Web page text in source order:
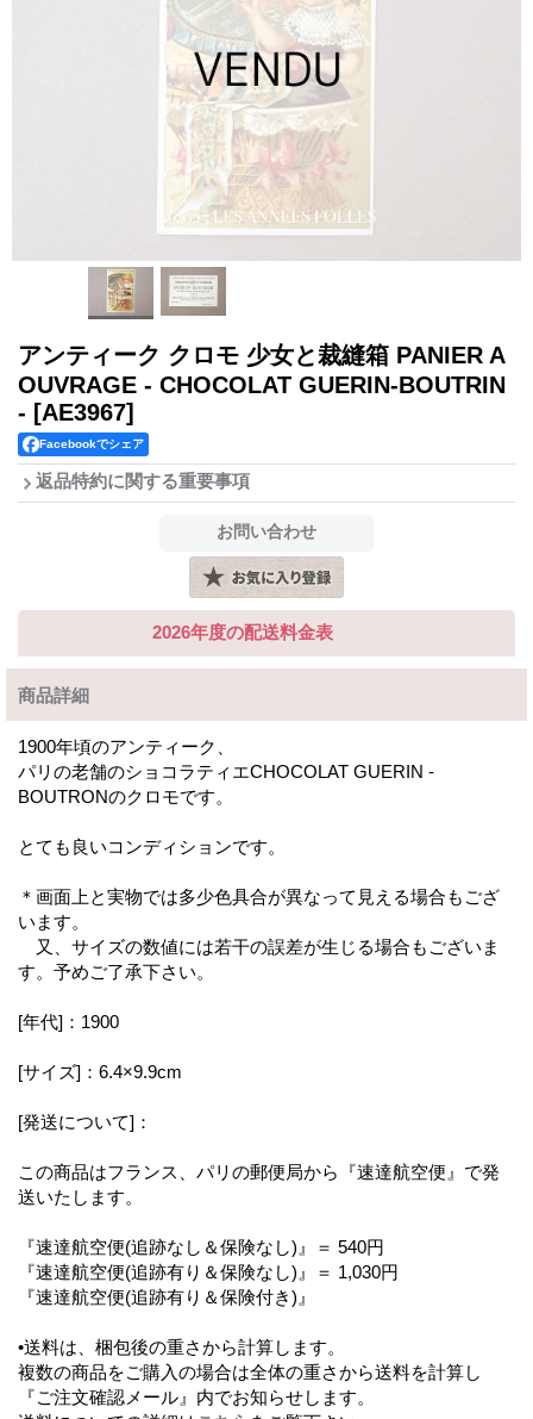
アンティーク クロモ 少女と裁縫箱 PANIER A
OUVRAGE - CHOCOLAT GUERIN-BOUTRIN
- [AE3967]
Facebookでシェア
返品特約に関する重要事項
2026年度の配送料金表
商品詳細
1900年頃のアンティーク、
パリの老舗のショコラティエCHOCOLAT GUERIN -
BOUTRONのクロモです。
とても良いコンディションです。
＊画面上と実物では多少色具合が異なって見える場合もござ
います。
又、サイズの数値には若干の誤差が生じる場合もございま
す。予めご了承下さい。
[年代]：1900
[サイズ]：6.4×9.9cm
[発送について]：
この商品はフランス、パリの郵便局から『速達航空便』で発
送いたします。
『速達航空便(追跡なし＆保険なし)』＝ 540円
『速達航空便(追跡有り＆保険なし)』＝ 1,030円
『速達航空便(追跡有り＆保険付き)』
•送料は、梱包後の重さから計算します。
複数の商品をご購入の場合は全体の重さから送料を計算し
『ご注文確認メール』内でお知らせします。